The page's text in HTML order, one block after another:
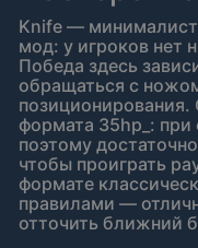
Knife —
мод: у игроков нет
Победа здесь
обращаться с
формата 35hp_: при
поэтому
чтобы проиграть
формате
правилами —
отточить ближний